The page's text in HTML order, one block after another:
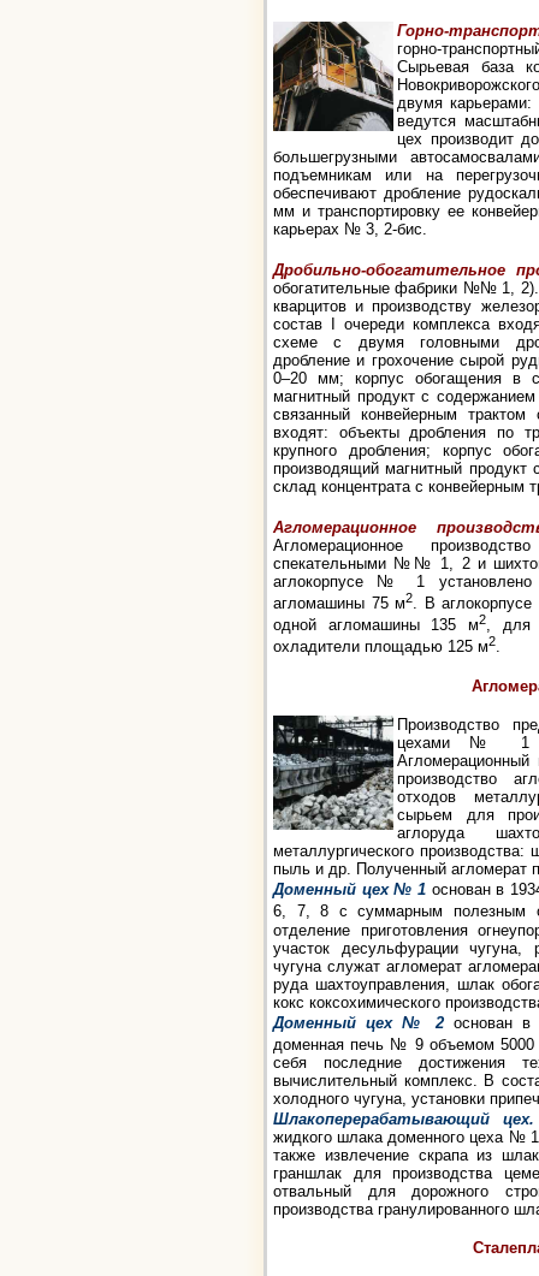
Горно-
горно-
Сырьевая база
двумя
ведутся
цех производит
большегрузными
подъемникам или на
обеспечивают дробление
мм и транспортировку ее
карьерах № 3, 2-бис.
Дробильно-обогатительное
обогатительные фабрики №№ 1,
кварцитов и производству
состав I очереди комплекса
схеме с двумя головными
дробление и грохочение сырой
0–20 мм; корпус обогащения в
магнитный продукт с
связанный конвейерным
входят: объекты дробления по
крупного дробления; корпус
производящий магнитный
склад концентрата с конвейерным
Агломерационное
Агломерационное
спекательными №№ 1, 2 и
аглокорпусе № 1
агломашины 75 м2. В
одной агломашины 135 м2, для
охладители площадью 125 м2.
Производство
цехами № 1 и
Агломерационный
производство
отходов
сырьем для
аглоруда
металлургического
пыль и др. Полученный агломерат
Доменный цех № 1 основан в
6, 7, 8 с суммарным полезным
отделение приготовления
участок десульфурации
чугуна служат агломерат
руда шахтоуправления, шлак
кокс коксохимического
Доменный цех № 2основан в
доменная печь № 9 объемом
себя последние достижения
вычислительный комплекс. В
холодного чугуна, установки
Шлакоперерабатывающий цех.
жидкого шлака доменного цеха №
также извлечение скрапа из
граншлак для производства
отвальный для дорожного
производства гранулированного